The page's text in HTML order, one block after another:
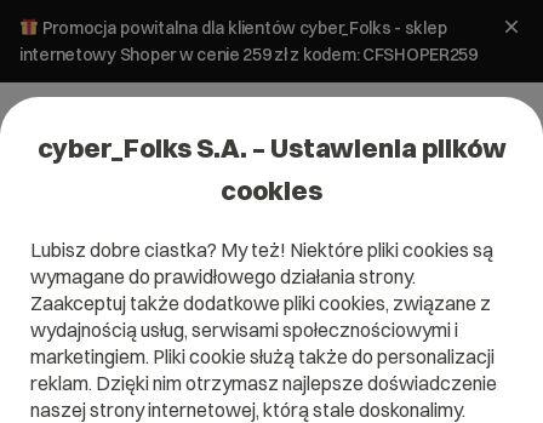
Promocja powitalna dla klientów cyber_Folks - sklep
internetowy Shoper w cenie 259 zł z kodem: CFSHOPER259
Domena .investments
Dobra lokata
cyber_Folks S.A. – Ustawienia plików
cookies
Lubisz dobre ciastka? My też! Niektóre pliki cookies są
wymagane do prawidłowego działania strony.
Zaakceptuj także dodatkowe pliki cookies, związane z
wydajnością usług, serwisami społecznościowymi i
marketingiem. Pliki cookie służą także do personalizacji
reklam. Dzięki nim otrzymasz najlepsze doświadczenie
naszej strony internetowej, którą stale doskonalimy.